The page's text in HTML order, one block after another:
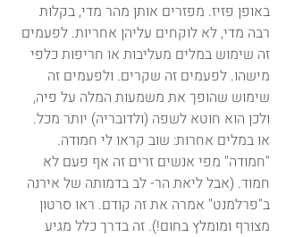
באופן פזיז. מפזרים אותן מהר מדי, בקלות
רבה מדי, לא לוקחים עליהן אחריות. לפעמים
זה שימוש במלים מעליבות או חריפות כלפי
מישהו. לפעמים זה שקרים. ולפעמים זה
שימוש שהופך את משמעות המלה על פיה,
ולכן הוא חוטא לשפה (ולדובריה) יותר מכל.
או במלים אחרות: שוב קראו לי חמודה.
"חמודה" מפי אנשים זרים זה אף פעם לא
חמוד. (אבל ליאת הר- לב בדמותה של אירנה
ב"פרלמנט" אמרה את זה קודם. ראו סרטון
מצורף ומומלץ בחום!). זה בדרך כלל מגיע